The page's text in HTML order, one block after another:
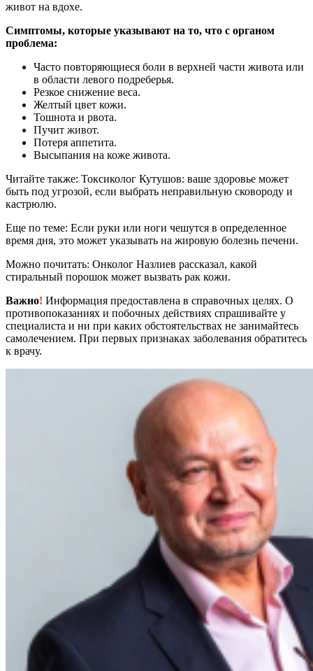
живот на вдохе.
Симптомы, которые указывают на то, что с органом
проблема:
Часто повторяющиеся боли в верхней части живота или
в области левого подреберья.
Резкое снижение веса.
Желтый цвет кожи.
Тошнота и рвота.
Пучит живот.
Потеря аппетита.
Высыпания на коже живота.
Читайте также: Токсиколог Кутушов: ваше здоровье может
быть под угрозой, если выбрать неправильную сковороду и
кастрюлю.
Еще по теме: Если руки или ноги чешутся в определенное
время дня, это может указывать на жировую болезнь печени.
Можно почитать: Онколог Назлиев рассказал, какой
стиральный порошок может вызвать рак кожи.
Важно! Информация предоставлена в справочных целях. О
противопоказаниях и побочных действиях спрашивайте у
специалиста и ни при каких обстоятельствах не занимайтесь
самолечением. При первых признаках заболевания обратитесь
к врачу.